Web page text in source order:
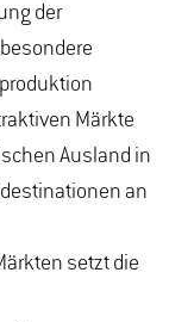
der
Märkte
Ausland in
an
setzt die